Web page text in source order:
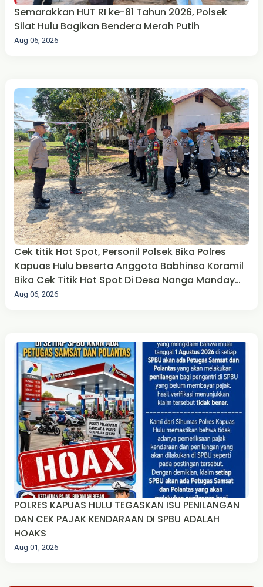
Semarakkan HUT RI ke-81 Tahun 2026, Polsek
Silat Hulu Bagikan Bendera Merah Putih
Aug 06, 2026
Cek titik Hot Spot, Personil Polsek Bika Polres
Kapuas Hulu beserta Anggota Babhinsa Koramil
Bika Cek Titik Hot Spot Di Desa Nanga Manday
Kecamatan Bika Kabupaten Kapuas Hulu
Aug 06, 2026
POLRES KAPUAS HULU TEGASKAN ISU PENILANGAN
DAN CEK PAJAK KENDARAAN DI SPBU ADALAH
HOAKS
Aug 01, 2026